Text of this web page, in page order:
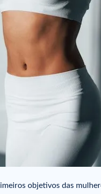
objetivos das